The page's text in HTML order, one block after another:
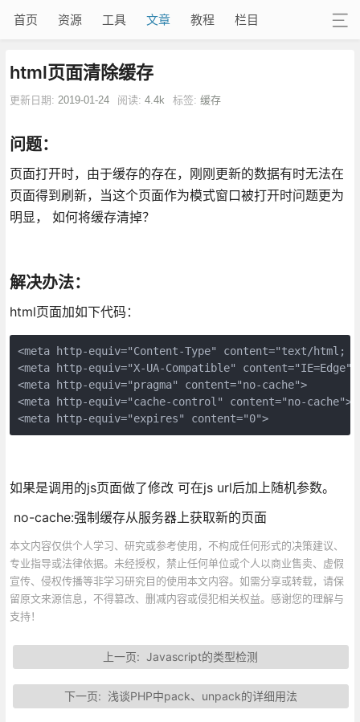
首页 资源 工具 文章 教程 栏目
html页面清除缓存
更新日期: 2019-01-24 阅读: 4.4k 标签: 缓存
问题：
页面打开时，由于缓存的存在，刚刚更新的数据有时无法在
页面得到刷新，当这个页面作为模式窗口被打开时问题更为
明显， 如何将缓存清掉？
解决办法：
html页面加如下代码：
<meta http-equiv="Content-Type" content="text/html;
<meta http-equiv="X-UA-Compatible" content="IE=Edge">
<meta http-equiv="pragma" content="no-cache">
<meta http-equiv="cache-control" content="no-cache">
<meta http-equiv="expires" content="0">
如果是调用的js页面做了修改 可在js url后加上随机参数。
no-cache:强制缓存从服务器上获取新的页面
本文内容仅供个人学习、研究或参考使用，不构成任何形式的决策建议、
专业指导或法律依据。未经授权，禁止任何单位或个人以商业售卖、虚假
宣传、侵权传播等非学习研究目的使用本文内容。如需分享或转载，请保
留原文来源信息，不得篡改、删减内容或侵犯相关权益。感谢您的理解与
支持！
上一页:Javascript的类型检测
下一页: 浅谈PHP中pack、unpack的详细用法